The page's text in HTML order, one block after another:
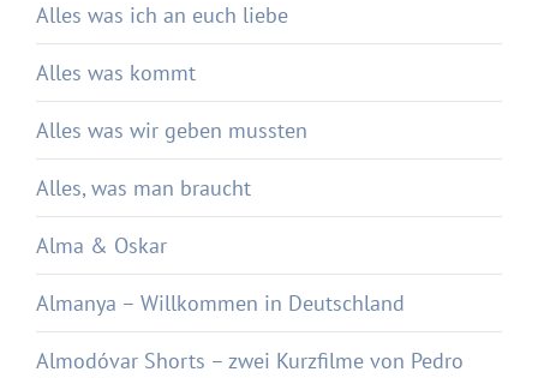
Alles was ich an euch liebe
Alles was kommt
Alles was wir geben mussten
Alles, was man braucht
Alma & Oskar
Almanya – Willkommen in Deutschland
Almodóvar Shorts – zwei Kurzfilme von Pedro